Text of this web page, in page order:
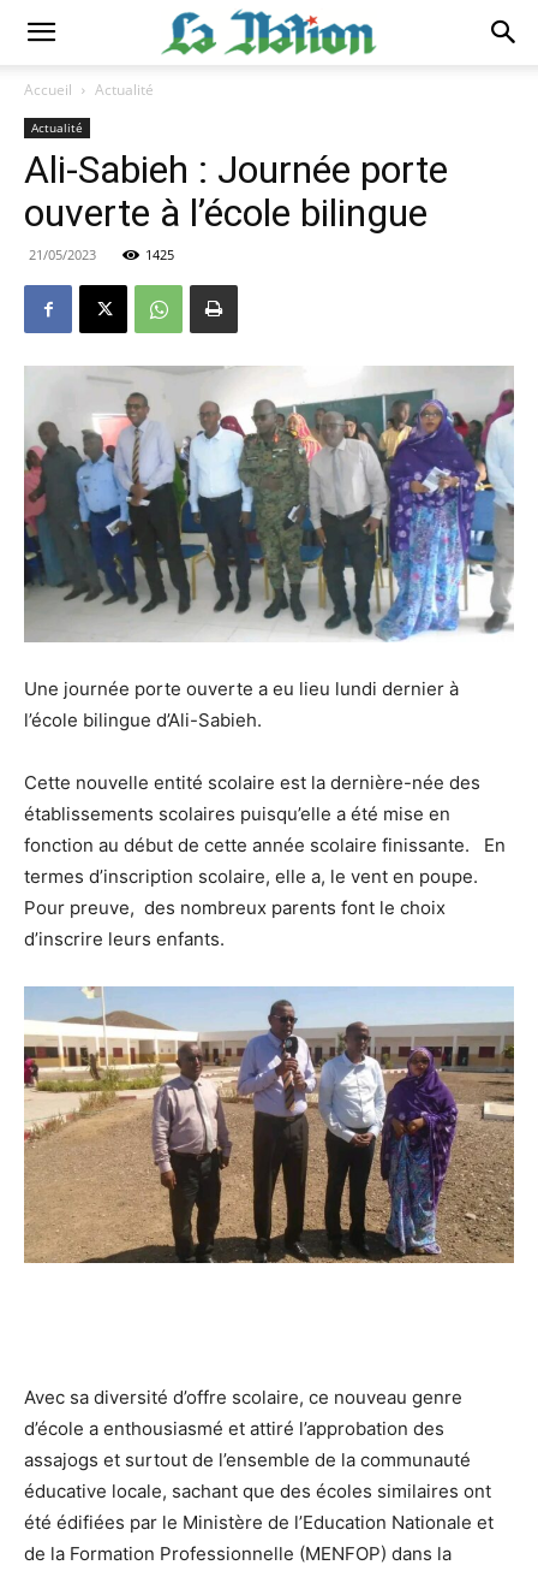
Accueil Actualité
Actualité
Ali-Sabieh : Journée porte
ouverte à l’école bilingue
21/05/2023 1425
Une journée porte ouverte a eu lieu lundi dernier à
l’école bilingue d’Ali-Sabieh.
Cette nouvelle entité scolaire est la dernière-née des
établissements scolaires puisqu’elle a été mise en
fonction au début de cette année scolaire finissante. En
termes d’inscription scolaire, elle a, le vent en poupe.
Pour preuve, des nombreux parents font le choix
d’inscrire leurs enfants.
Avec sa diversité d’offre scolaire, ce nouveau genre
d’école a enthousiasmé et attiré l’approbation des
assajogs et surtout de l’ensemble de la communauté
éducative locale, sachant que des écoles similaires ont
été édifiées par le Ministère de l’Education Nationale et
de la Formation Professionnelle (MENFOP) dans la